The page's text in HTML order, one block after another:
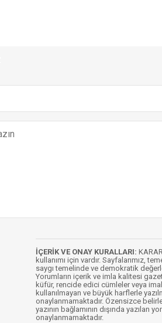
İÇERİK VE ONAY KURALLARI:
kullanımı için vardır. Sayfalarımız,
saygı temelinde ve demokratik
Yorumların içerik ve imla kalitesi
küfür, rencide edici cümleler veya
kullanılmayan ve büyük harflerle
onaylanmamaktadır. Özensizce
yazının bağlamının dışında yazılan
onaylanmamaktadır.